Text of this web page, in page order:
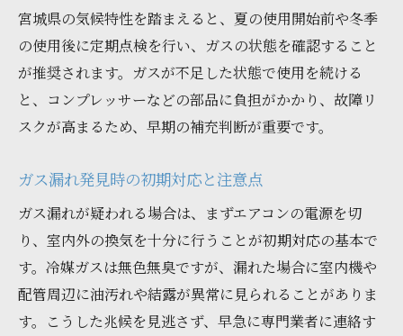
宮城県の気候特性を踏まえると、夏の使用開始前や冬季
の使用後に定期点検を行い、ガスの状態を確認すること
が推奨されます。ガスが不足した状態で使用を続ける
と、コンプレッサーなどの部品に負担がかかり、故障リ
スクが高まるため、早期の補充判断が重要です。
ガス漏れ発見時の初期対応と注意点
ガス漏れが疑われる場合は、まずエアコンの電源を切
り、室内外の換気を十分に行うことが初期対応の基本で
す。冷媒ガスは無色無臭ですが、漏れた場合に室内機や
配管周辺に油汚れや結露が異常に見られることがありま
す。こうした兆候を見逃さず、早急に専門業者に連絡す